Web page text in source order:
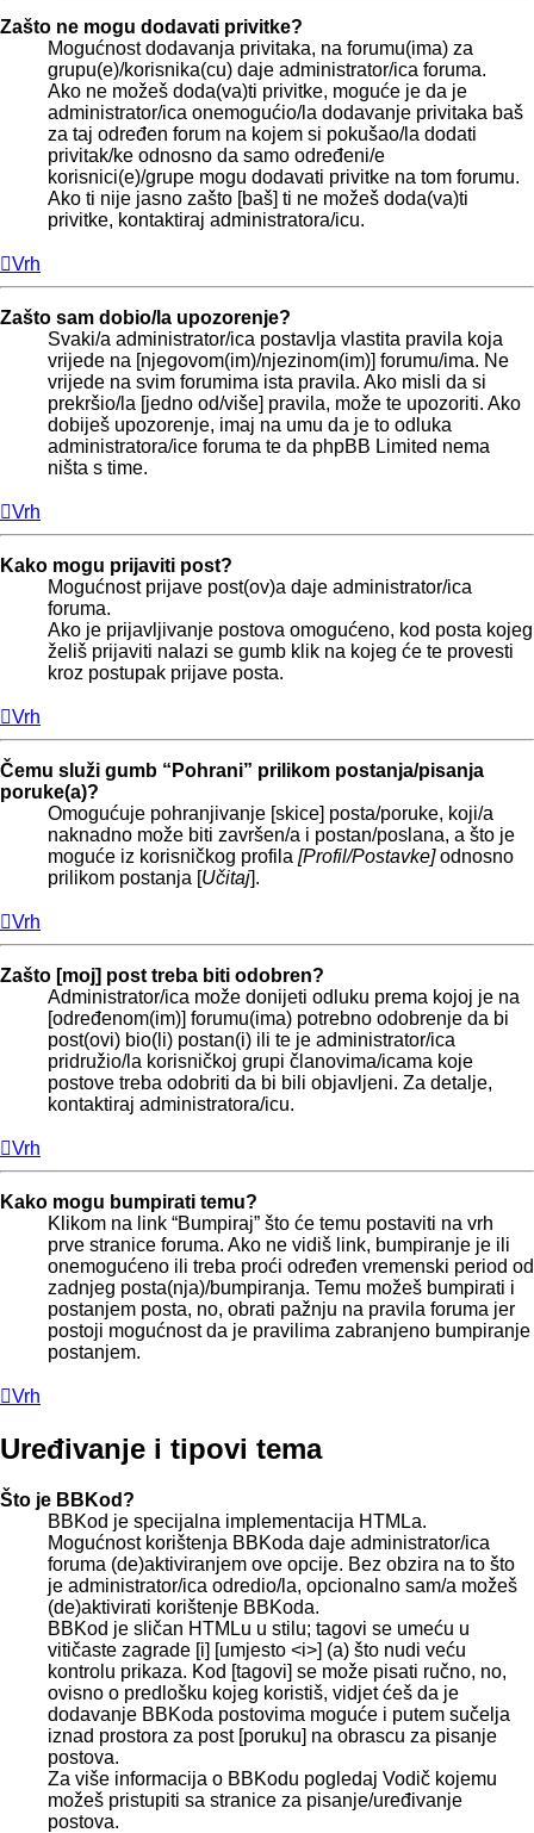
Zašto ne mogu dodavati privitke?
Mogućnost dodavanja privitaka, na forumu(ima) za
grupu(e)/korisnika(cu) daje administrator/ica foruma.
Ako ne možeš doda(va)ti privitke, moguće je da je
administrator/ica onemogućio/la dodavanje privitaka baš
za taj određen forum na kojem si pokušao/la dodati
privitak/ke odnosno da samo određeni/e
korisnici(e)/grupe mogu dodavati privitke na tom forumu.
Ako ti nije jasno zašto [baš] ti ne možeš doda(va)ti
privitke, kontaktiraj administratora/icu.
Vrh
Zašto sam dobio/la upozorenje?
Svaki/a administrator/ica postavlja vlastita pravila koja
vrijede na [njegovom(im)/njezinom(im)] forumu/ima. Ne
vrijede na svim forumima ista pravila. Ako misli da si
prekršio/la [jedno od/više] pravila, može te upozoriti. Ako
dobiješ upozorenje, imaj na umu da je to odluka
administratora/ice foruma te da phpBB Limited nema
ništa s time.
Vrh
Kako mogu prijaviti post?
Mogućnost prijave post(ov)a daje administrator/ica
foruma.
Ako je prijavljivanje postova omogućeno, kod posta kojeg
želiš prijaviti nalazi se gumb klik na kojeg će te provesti
kroz postupak prijave posta.
Vrh
Čemu služi gumb “Pohrani” prilikom postanja/pisanja
poruke(a)?
Omogućuje pohranjivanje [skice] posta/poruke, koji/a
naknadno može biti završen/a i postan/poslana, a što je
moguće iz korisničkog profila [Profil/Postavke]odnosno
prilikom postanja [Učitaj].
Vrh
Zašto [moj] post treba biti odobren?
Administrator/ica može donijeti odluku prema kojoj je na
[određenom(im)] forumu(ima) potrebno odobrenje da bi
post(ovi) bio(li) postan(i) ili te je administrator/ica
pridružio/la korisničkoj grupi članovima/icama koje
postove treba odobriti da bi bili objavljeni. Za detalje,
kontaktiraj administratora/icu.
Vrh
Kako mogu bumpirati temu?
Klikom na link “Bumpiraj” što će temu postaviti na vrh
prve stranice foruma. Ako ne vidiš link, bumpiranje je ili
onemogućeno ili treba proći određen vremenski period od
zadnjeg posta(nja)/bumpiranja. Temu možeš bumpirati i
postanjem posta, no, obrati pažnju na pravila foruma jer
postoji mogućnost da je pravilima zabranjeno bumpiranje
postanjem.
Vrh
Uređivanje i tipovi tema
Što je BBKod?
BBKod je specijalna implementacija HTMLa.
Mogućnost korištenja BBKoda daje administrator/ica
foruma (de)aktiviranjem ove opcije. Bez obzira na to što
je administrator/ica odredio/la, opcionalno sam/a možeš
(de)aktivirati korištenje BBKoda.
BBKod je sličan HTMLu u stilu; tagovi se umeću u
vitičaste zagrade [i] [umjesto <i>] (a) što nudi veću
kontrolu prikaza. Kod [tagovi] se može pisati ručno, no,
ovisno o predlošku kojeg koristiš, vidjet ćeš da je
dodavanje BBKoda postovima moguće i putem sučelja
iznad prostora za post [poruku] na obrascu za pisanje
postova.
Za više informacija o BBKodu pogledaj Vodič kojemu
možeš pristupiti sa stranice za pisanje/uređivanje
postova.